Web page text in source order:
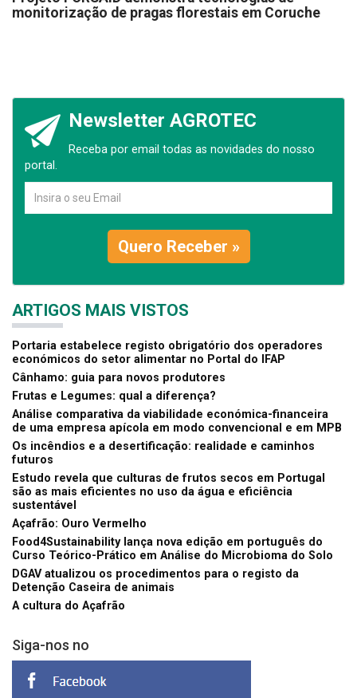
monitorização de pragas florestais em Coruche
Newsletter AGROTEC
Receba por email todas as novidades do nosso
portal.
Quero Receber »
ARTIGOS MAIS VISTOS
Portaria estabelece registo obrigatório dos operadores
económicos do setor alimentar no Portal do IFAP
Cânhamo: guia para novos produtores
Frutas e Legumes: qual a diferença?
Análise comparativa da viabilidade económica-financeira
de uma empresa apícola em modo convencional e em MPB
Os incêndios e a desertificação: realidade e caminhos
futuros
Estudo revela que culturas de frutos secos em Portugal
são as mais eficientes no uso da água e eficiência
sustentável
Açafrão: Ouro Vermelho
Food4Sustainability lança nova edição em português do
Curso Teórico-Prático em Análise do Microbioma do Solo
DGAV atualizou os procedimentos para o registo da
Detenção Caseira de animais
A cultura do Açafrão
Siga-nos no